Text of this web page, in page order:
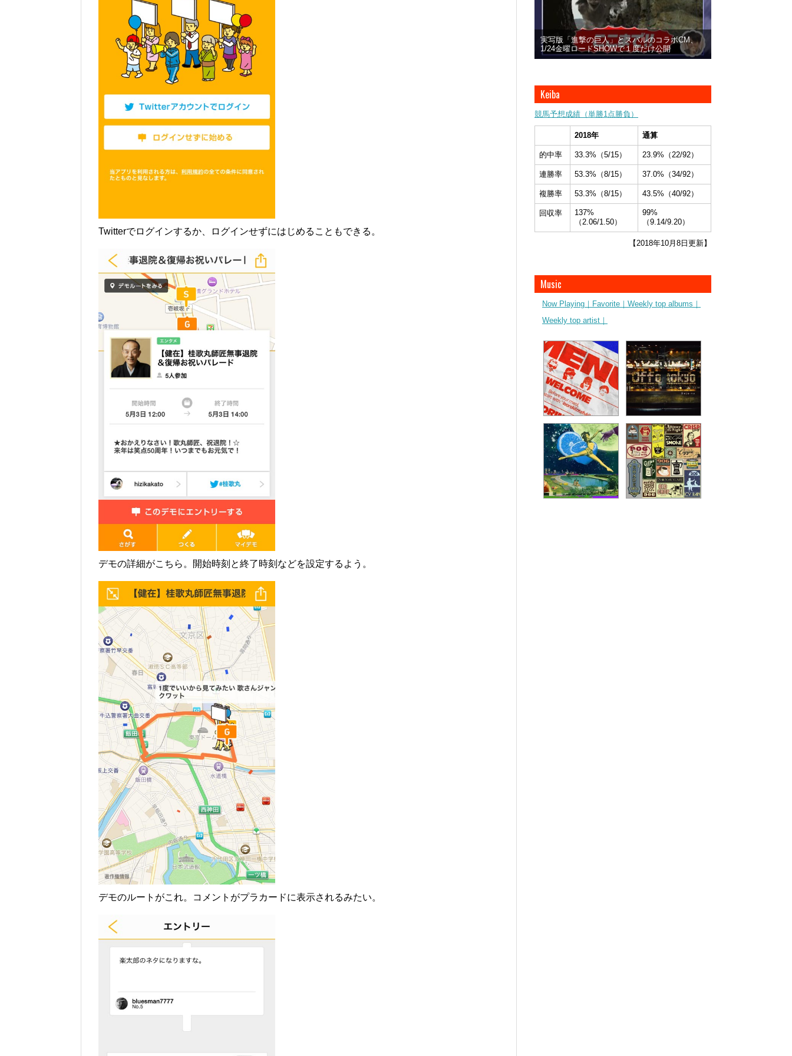
Twitterでログインするか、ログインせずにはじめることもできる。
デモの詳細がこちら。開始時刻と終了時刻などを設定するよう。
デモのルートがこれ。コメントがプラカードに表示されるみたい。
実写版「進撃の巨人」とスバルのコラボCM、
1/24金曜ロードSHOWで１度だけ公開
Keiba
競馬予想成績（単勝1点勝負）
2018年 通算
的中率 33.3%（5/15） 23.9%（22/92）
連勝率 53.3%（8/15） 37.0%（34/92）
複勝率 53.3%（8/15） 43.5%（40/92）
回収率
137%
（2.06/1.50）
99%
（9.14/9.20）
【2018年10月8日更新】
Music
Now Playing｜ Favorite｜ Weekly top albums｜
Weekly top artist｜
ibaraki(otefuki)
Geloomy
シンデレラ
Offo tokyo